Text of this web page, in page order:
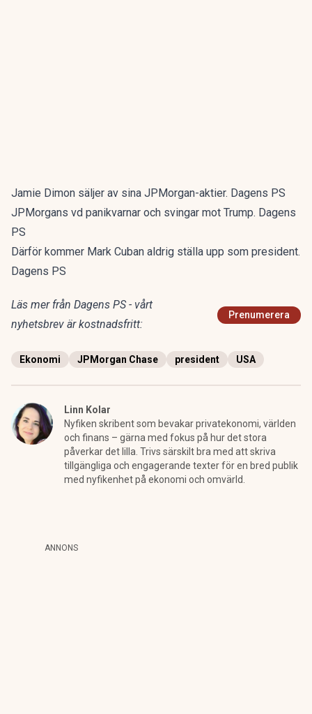
Jamie Dimon säljer av sina JPMorgan-aktier. Dagens PS
JPMorgans vd panikvarnar och svingar mot Trump. Dagens
PS
Därför kommer Mark Cuban aldrig ställa upp som president.
Dagens PS
Läs mer från Dagens PS - vårt
nyhetsbrev är kostnadsfritt:
Prenumerera
Ekonomi JPMorgan Chase president USA
Linn Kolar
Nyfiken skribent som bevakar privatekonomi, världen
och finans – gärna med fokus på hur det stora
påverkar det lilla. Trivs särskilt bra med att skriva
tillgängliga och engagerande texter för en bred publik
med nyfikenhet på ekonomi och omvärld.
ANNONS